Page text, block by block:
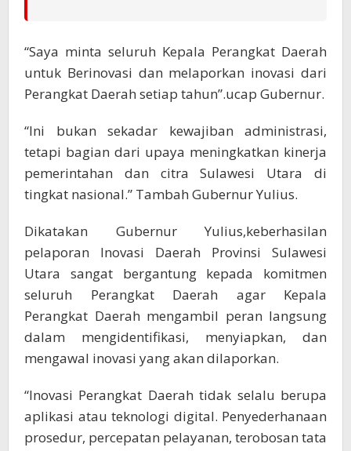
“Saya minta seluruh Kepala Perangkat Daerah
untuk Berinovasi dan melaporkan inovasi dari
Perangkat Daerah setiap tahun”.ucap Gubernur.
“Ini bukan sekadar kewajiban administrasi,
tetapi bagian dari upaya meningkatkan kinerja
pemerintahan dan citra Sulawesi Utara di
tingkat nasional.” Tambah Gubernur Yulius.
Dikatakan Gubernur Yulius,keberhasilan
pelaporan Inovasi Daerah Provinsi Sulawesi
Utara sangat bergantung kepada komitmen
seluruh Perangkat Daerah agar Kepala
Perangkat Daerah mengambil peran langsung
dalam mengidentifikasi, menyiapkan, dan
mengawal inovasi yang akan dilaporkan.
“Inovasi Perangkat Daerah tidak selalu berupa
aplikasi atau teknologi digital. Penyederhanaan
prosedur, percepatan pelayanan, terobosan tata